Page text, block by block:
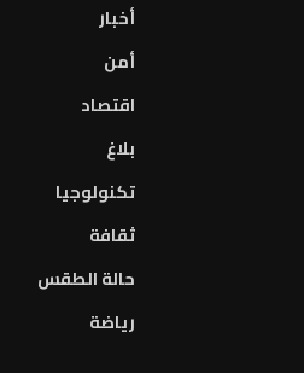
أخبار
أمن
اقتصاد
بلاغ
تكنولوجيا
ثقافة
حالة الطقس
رياضة